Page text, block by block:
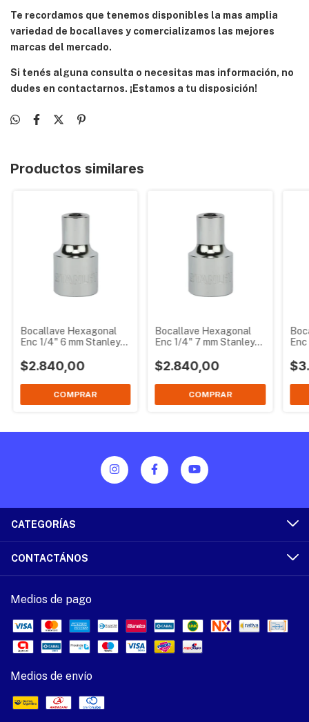
Te recordamos que tenemos disponibles la mas amplia
variedad de bocallaves y comercializamos las mejores
marcas del mercado.
Si tenés alguna consulta o necesitas mas información, no
dudes en contactarnos. ¡Estamos a tu disposición!
Productos similares
Bocallave Hexagonal
Enc 1/4" 6 mm Stanley
$2.840,00
Bocallave Hexagonal
Enc 1/4" 7 mm Stanley
$2.840,00
Enc
CATEGORÍAS
CONTACTÁNOS
Medios de pago
Medios de envío